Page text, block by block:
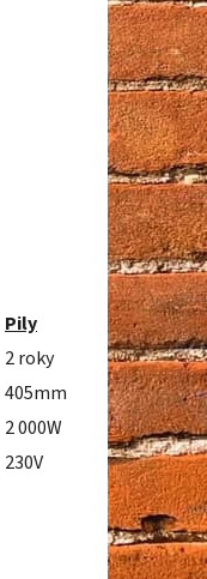
Pily
2 roky
405mm
2 000W
230V